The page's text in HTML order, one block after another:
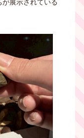
展示されている